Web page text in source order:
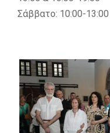
Σάββατο: 10:00-13:00